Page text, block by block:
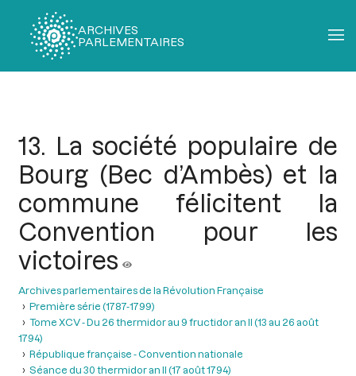
ARCHIVES
PARLEMENTAIRES
13. La société populaire de
Bourg (Bec d’Ambès) et la
commune félicitent la
Convention pour les
victoires
Archives parlementaires de la Révolution Française
Première série (1787-1799)
Tome XCV - Du 26 thermidor au 9 fructidor an II (13 au 26 août
1794)
République française - Convention nationale
Séance du 30 thermidor an II (17 août 1794)